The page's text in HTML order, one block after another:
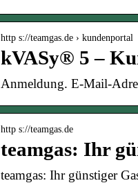
http s://teamgas.de › kundenportal
kVASy® 5 –
Anmeldung. E-Mail-
http s://teamgas.de
teamgas: Ihr
teamgas: Ihr günstiger